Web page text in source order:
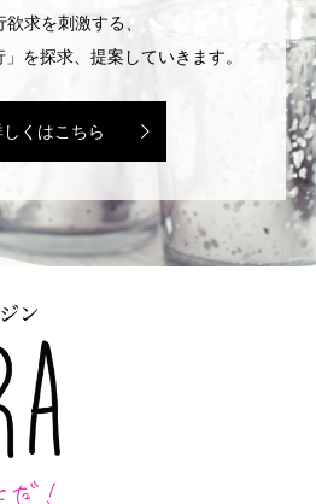
求を刺激する、
を探求、提案していきます。
しくはこちら